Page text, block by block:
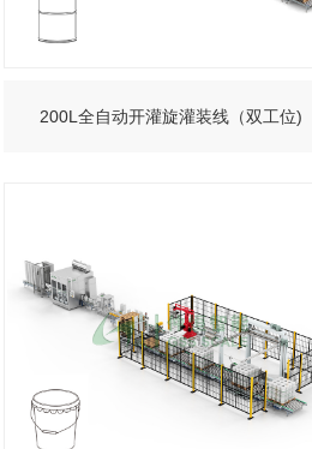
200L全自动开灌旋灌装线（双工位)